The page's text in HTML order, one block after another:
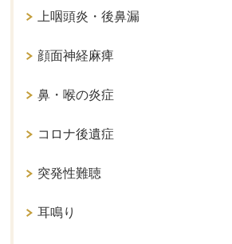
上咽頭炎・後鼻漏
顔面神経麻痺
鼻・喉の炎症
コロナ後遺症
突発性難聴
耳鳴り